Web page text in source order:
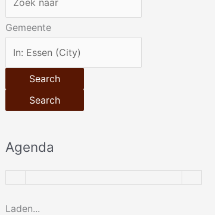
Gemeente
Search
Search
Agenda
Laden...